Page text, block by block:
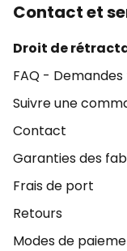
Contact et
Droit de
FAQ -
Suivre une
Contact
Garanties des
Frais de port
Retours
Modes de